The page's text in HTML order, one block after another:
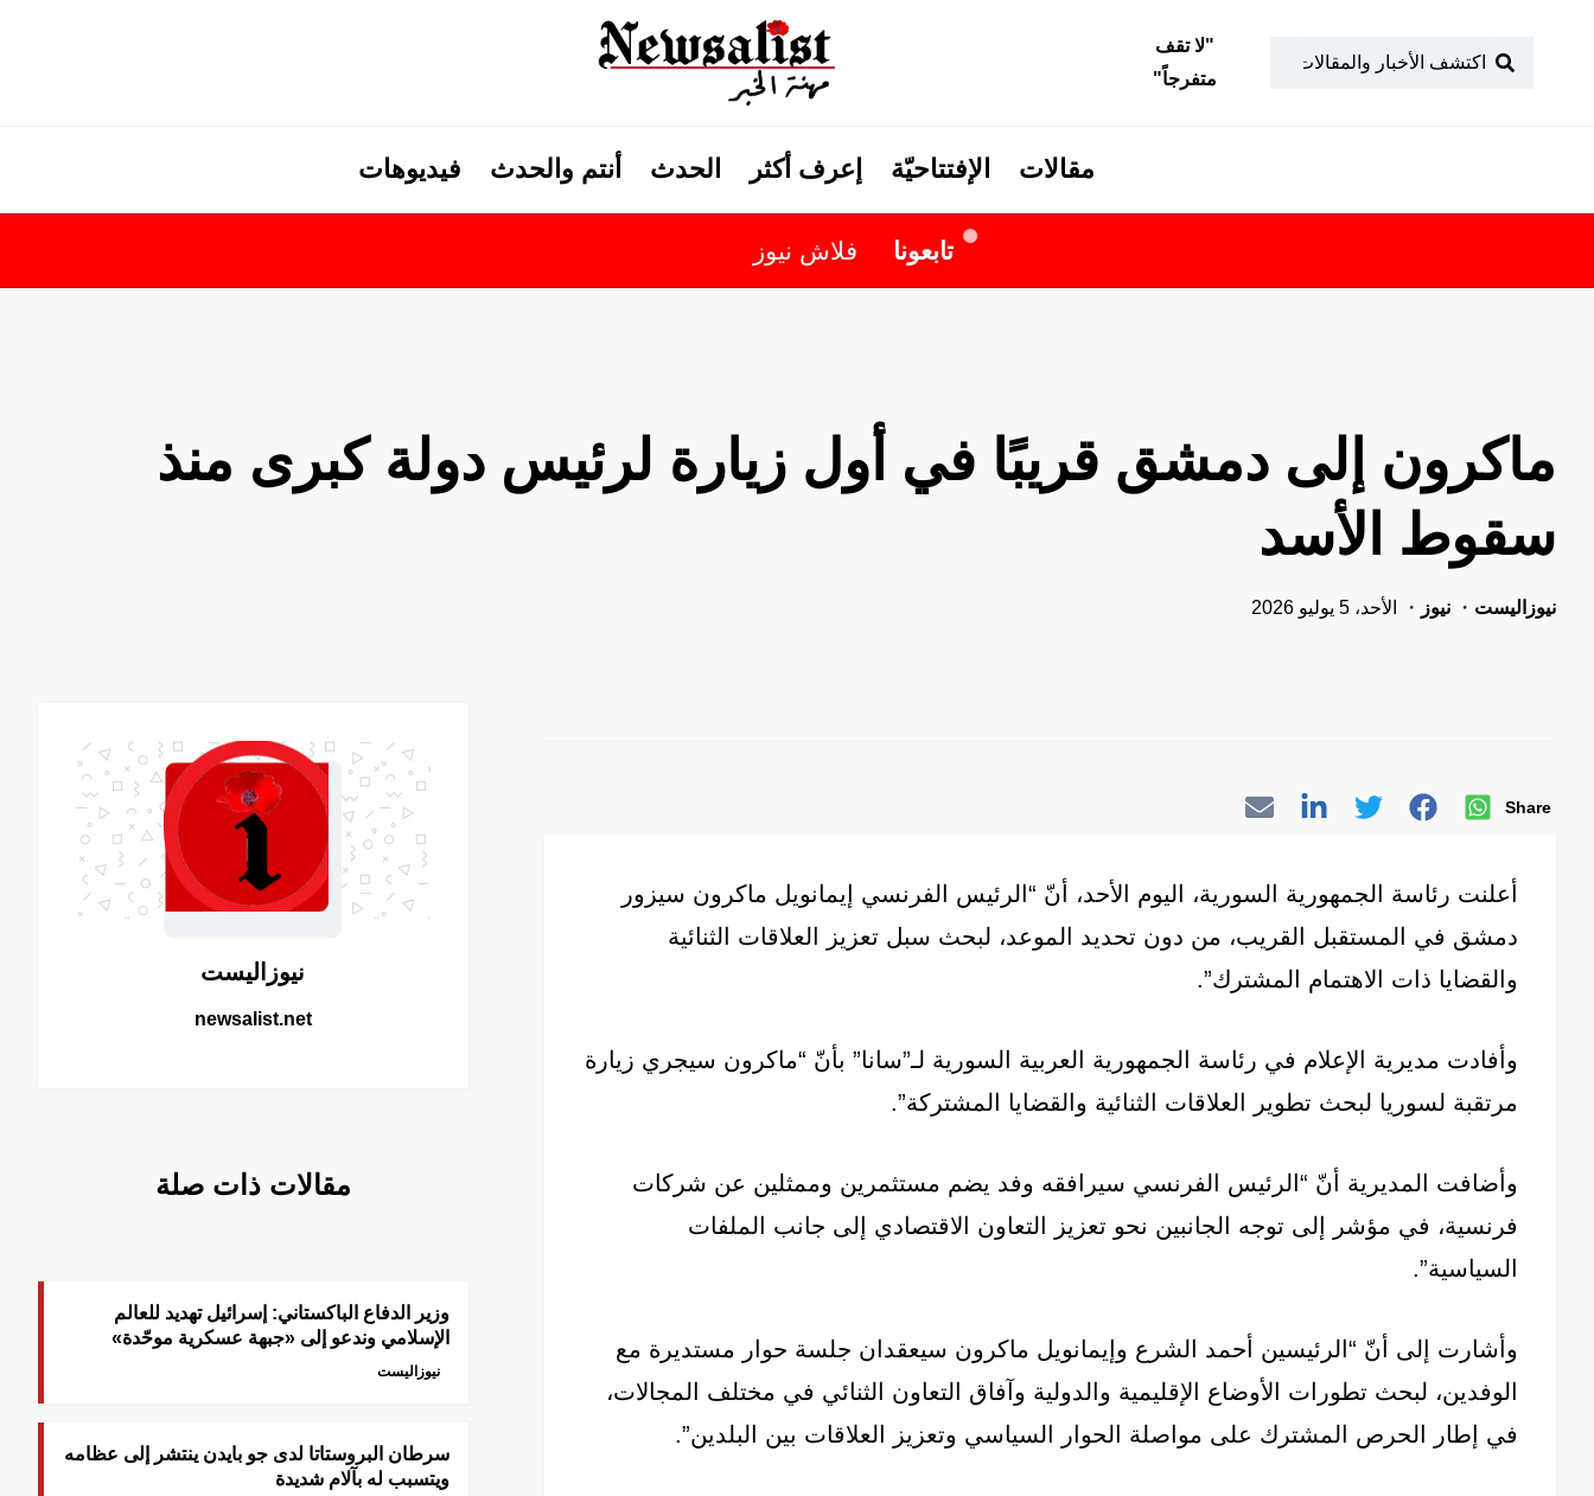
"لا تقف
متفرجاً"
مقالات الإفتتاحيّة إعرف أكثر الحدث أنتم والحدث فيديوهات
فلاش نيوز
ماكرون إلى دمشق قريبًا في أول زيارة لرئيس دولة كبرى منذ
سقوط الأسد
نيوزاليست نيوز الأحد، 5 يوليو 2026
Share
أعلنت رئاسة الجمهورية السورية، اليوم الأحد، أنّ “الرئيس الفرنسي إيمانويل ماكرون سيزور
دمشق في المستقبل القريب، من دون تحديد الموعد، لبحث سبل تعزيز العلاقات الثنائية
والقضايا ذات الاهتمام المشترك”.
وأفادت مديرية الإعلام في رئاسة الجمهورية العربية السورية لـ”سانا” بأنّ “ماكرون سيجري زيارة
مرتقبة لسوريا لبحث تطوير العلاقات الثنائية والقضايا المشتركة”.
وأضافت المديرية أنّ “الرئيس الفرنسي سيرافقه وفد يضم مستثمرين وممثلين عن شركات
فرنسية، في مؤشر إلى توجه الجانبين نحو تعزيز التعاون الاقتصادي إلى جانب الملفات
السياسية”.
وأشارت إلى أنّ “الرئيسين أحمد الشرع وإيمانويل ماكرون سيعقدان جلسة حوار مستديرة مع
الوفدين، لبحث تطورات الأوضاع الإقليمية والدولية وآفاق التعاون الثنائي في مختلف المجالات،
في إطار الحرص المشترك على مواصلة الحوار السياسي وتعزيز العلاقات بين البلدين”.
نيوزاليست
newsalist.net
مقالات ذات صلة
وزير الدفاع الباكستاني: إسرائيل تهديد للعالم
الإسلامي وندعو إلى «جبهة عسكرية موحّدة»
نيوزاليست
سرطان البروستاتا لدى جو بايدن ينتشر إلى عظامه
ويتسبب له بآلام شديدة